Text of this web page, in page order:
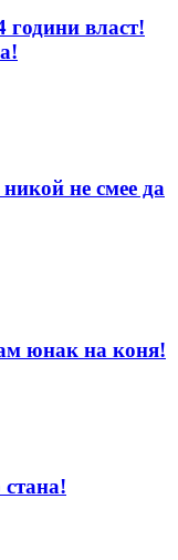
години власт!
не смее да
юнак на коня!